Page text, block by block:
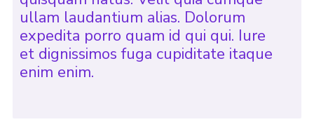
ullam laudantium alias. Dolorum
expedita porro quam id qui qui. Iure
et dignissimos fuga cupiditate itaque
enim enim.